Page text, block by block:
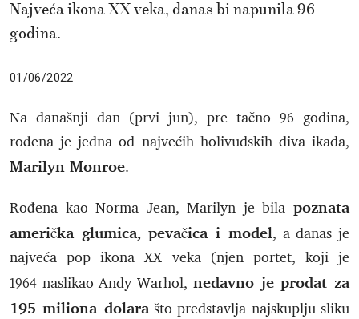
Najveća ikona XX veka, danas bi napunila 96
godina.
01/06/2022
Na današnji dan (prvi jun), pre tačno 96 godina,
rođena je jedna od najvećih holivudskih diva ikada,
Marilyn Monroe.
Rođena kao Norma Jean, Marilyn je bila poznata
američka glumica, pevačica i model, a danas je
najveća pop ikona XX veka (njen portet, koji je
1964 naslikao Andy Warhol, nedavno je prodat za
195 miliona dolarašto predstavlja najskuplju sliku